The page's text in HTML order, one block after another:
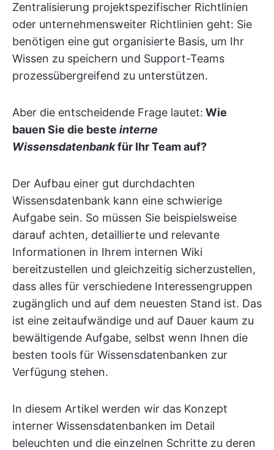
Zentralisierung projektspezifischer Richtlinien
oder unternehmensweiter Richtlinien geht: Sie
benötigen eine gut organisierte Basis, um Ihr
Wissen zu speichern und Support-Teams
prozessübergreifend zu unterstützen.
Aber die entscheidende Frage lautet: Wie
bauen Sie die beste interne
Wissensdatenbankfür Ihr Team auf?
Der Aufbau einer gut durchdachten
Wissensdatenbank kann eine schwierige
Aufgabe sein. So müssen Sie beispielsweise
darauf achten, detaillierte und relevante
Informationen in Ihrem internen Wiki
bereitzustellen und gleichzeitig sicherzustellen,
dass alles für verschiedene Interessengruppen
zugänglich und auf dem neuesten Stand ist. Das
ist eine zeitaufwändige und auf Dauer kaum zu
bewältigende Aufgabe, selbst wenn Ihnen die
besten tools für Wissensdatenbanken zur
Verfügung stehen.
In diesem Artikel werden wir das Konzept
interner Wissensdatenbanken im Detail
beleuchten und die einzelnen Schritte zu deren